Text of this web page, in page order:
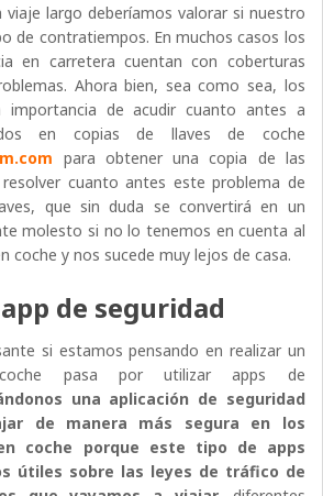
viaje largo deberíamos valorar si nuestro
de contratiempos. En muchos casos los
en carretera cuentan con coberturas
Ahora bien, sea como sea, los
importancia de acudir cuanto antes a
en copias de llaves de coche
para obtener una copia de las
cuanto antes este problema de
que sin duda se convertirá en un
molesto si no lo tenemos en cuenta al
coche y nos sucede muy lejos de casa.
de seguridad
si estamos pensando en realizar un
pasa por utilizar apps de
una aplicación de seguridad
de manera más segura en los
coche porque este tipo de apps
útiles sobre las leyes de tráfico de